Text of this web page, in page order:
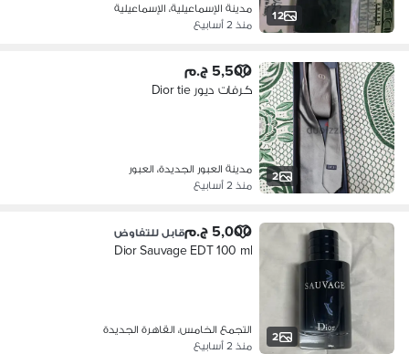
12
مدينة الإسماعيلية، الإسماعيلية
منذ 2 أسابيع
2
5,500 ج.م
كرفات ديور Dior tie
مدينة العبور الجديدة، العبور
منذ 2 أسابيع
2
5,000 ج.م قابل للتفاوض
Dior Sauvage EDT 100 ml
التجمع الخامس، القاهرة الجديدة
منذ 2 أسابيع